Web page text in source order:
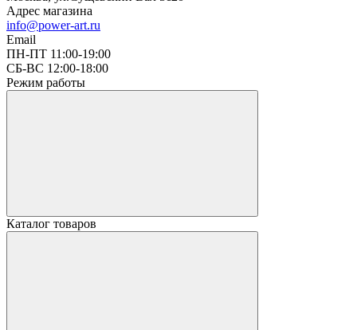
Адрес магазина
info@power-art.ru
Email
ПН-ПТ 11:00-19:00
СБ-ВС 12:00-18:00
Режим работы
Каталог товаров